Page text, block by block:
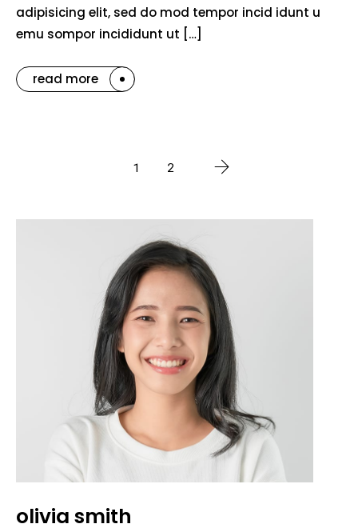
adipisicing elit, sed do mod tempor incid idunt u
emu sompor incididunt ut […]
read more
1 2
olivia smith